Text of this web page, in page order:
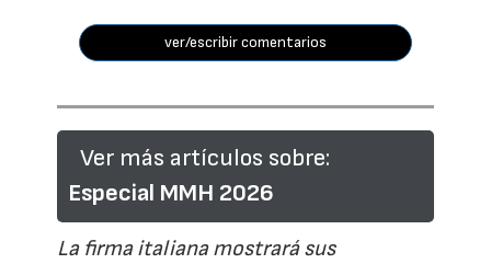
ver/escribir comentarios
Ver más artículos sobre:
Especial MMH 2026
La firma italiana mostrará sus